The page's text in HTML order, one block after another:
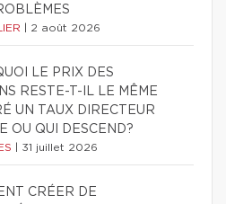
2 août 2026
LE PRIX DES
RESTE-T-IL LE MÊME
UN TAUX DIRECTEUR
OU QUI DESCEND?
31 juillet 2026
CRÉER DE